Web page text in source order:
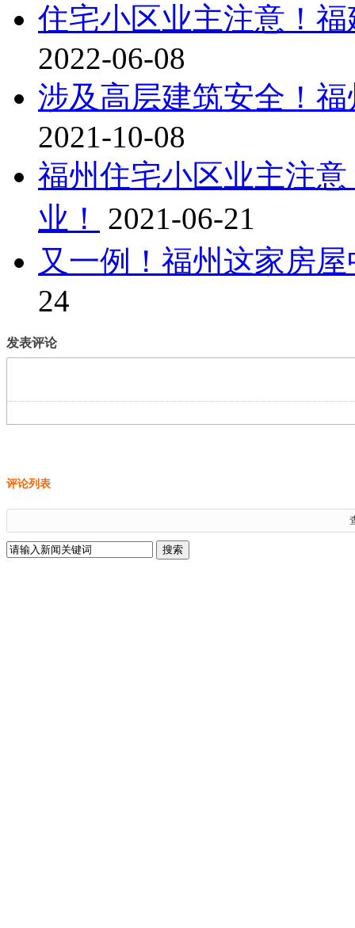
住宅小区业主注意！
2022-06-08
涉及高层建筑安全！
2021-10-08
福州住宅小区业主注
业！
2021-06-21
又一例！福州这家房
24
发表评论
评论列表